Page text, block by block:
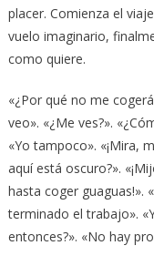
placer. Comienza el
vuelo imaginario,
como quiere.
«¿Por qué no me
veo». «¿Me ves?».
«Yo tampoco». «¡Mira,
aquí está oscuro?».
hasta coger guaguas!».
terminado el trabajo».
entonces?». «No hay